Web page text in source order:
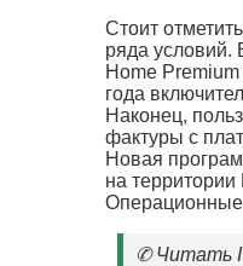
Стоит
ряда условий.
Home
года
Наконец,
фактуры с
Новая
на
✆Читать